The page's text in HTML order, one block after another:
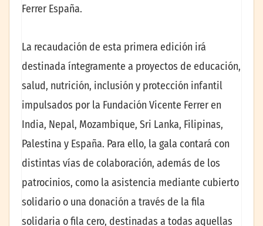
Ferrer España.
La recaudación de esta primera edición irá
destinada íntegramente a proyectos de educación,
salud, nutrición, inclusión y protección infantil
impulsados por la Fundación Vicente Ferrer en
India, Nepal, Mozambique, Sri Lanka, Filipinas,
Palestina y España. Para ello, la gala contará con
distintas vías de colaboración, además de los
patrocinios, como la asistencia mediante cubierto
solidario o una donación a través de la fila
solidaria o fila cero, destinadas a todas aquellas